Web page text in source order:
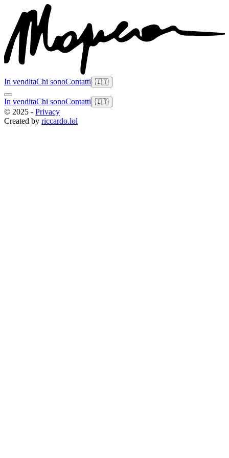
In venditaChi sonoContatti 🇮🇹
In venditaChi sonoContatti 🇮🇹
© 2025 - Privacy
Created by riccardo.lol